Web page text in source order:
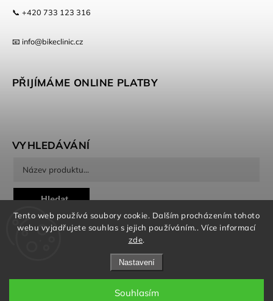
Tento web používá soubory cookie. Dalším procházením tohoto
webu vyjadřujete souhlas s jejich používáním.. Více informací
zde.
Nastavení
Souhlasím
📞 +420 733 123 316
📧 info@bikeclinic.cz
PŘIJÍMÁME ONLINE PLATBY
VYHLEDÁVÁNÍ
Hledat